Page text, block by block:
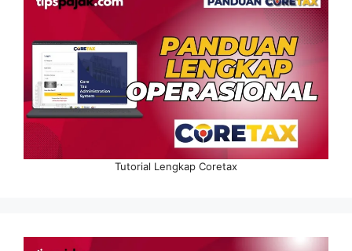
Tutorial Lengkap Coretax